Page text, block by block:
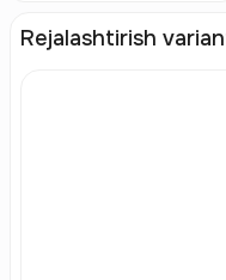
Rejalashtirish